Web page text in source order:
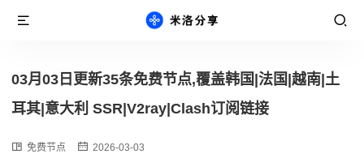
03月03日更新35条免费节点,覆盖韩国|法国|越南|土
耳其|意大利 SSR|V2ray|Clash订阅链接
免费节点 2026-03-03